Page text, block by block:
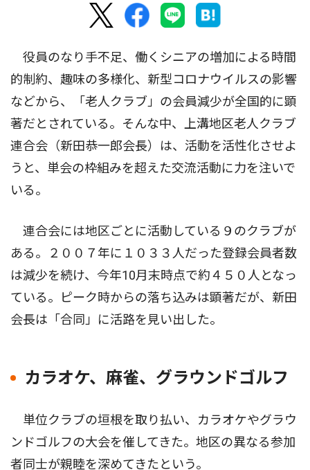
役員のなり手不足、働くシニアの増加による時間
的制約、趣味の多様化、新型コロナウイルスの影響
などから、「老人クラブ」の会員減少が全国的に顕
著だとされている。そんな中、上溝地区老人クラブ
連合会（新田恭一郎会長）は、活動を活性化させよ
うと、単会の枠組みを超えた交流活動に力を注いで
いる。
連合会には地区ごとに活動している９のクラブが
ある。２００７年に１０３３人だった登録会員者数
は減少を続け、今年10月末時点で約４５０人となっ
ている。ピーク時からの落ち込みは顕著だが、新田
会長は「合同」に活路を見い出した。
カラオケ、麻雀、グラウンドゴルフ
単位クラブの垣根を取り払い、カラオケやグラウ
ンドゴルフの大会を催してきた。地区の異なる参加
者同士が親睦を深めてきたという。